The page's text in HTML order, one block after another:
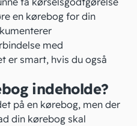
en kørebog for din
med
er smart, hvis du også
indeholde?
på en kørebog, men der
din kørebog skal